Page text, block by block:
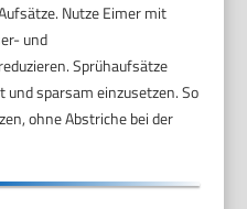
Nutze Eimer mit
und
Sprühaufsätze
sparsam einzusetzen. So
ohne Abstriche bei der